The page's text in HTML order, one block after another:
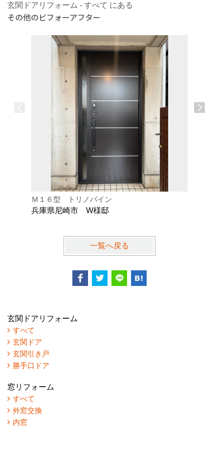
玄関ドアリフォーム - すべて にある
その他のビフォーアフター
Ｍ１６型 トリノパイン
兵庫県尼崎市 W様邸
一覧へ戻る
玄関ドアリフォーム
すべて
玄関ドア
玄関引き戸
勝手口ドア
窓リフォーム
すべて
外窓交換
内窓